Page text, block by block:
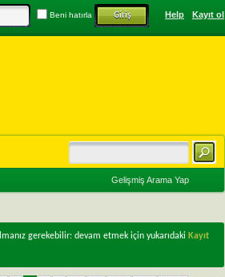
Kayıt ol
Help
Beni hatırla
Gelişmiş Arama Yap
gerekebilir: devam etmek için yukarıdaki Kayıt